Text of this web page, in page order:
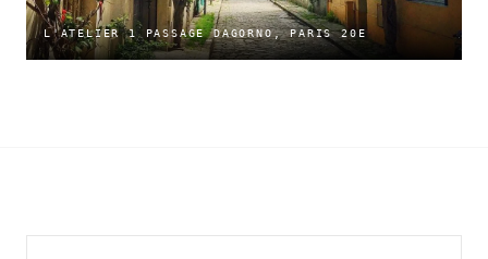
L'ATELIER 1 PASSAGE DAGORNO, PARIS 20E